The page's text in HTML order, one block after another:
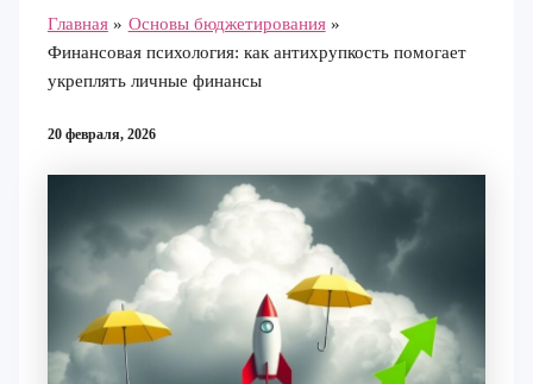
Главная
Основы бюджетирования
Финансовая психология: как антихрупкость помогает
укреплять личные финансы
20 февраля, 2026